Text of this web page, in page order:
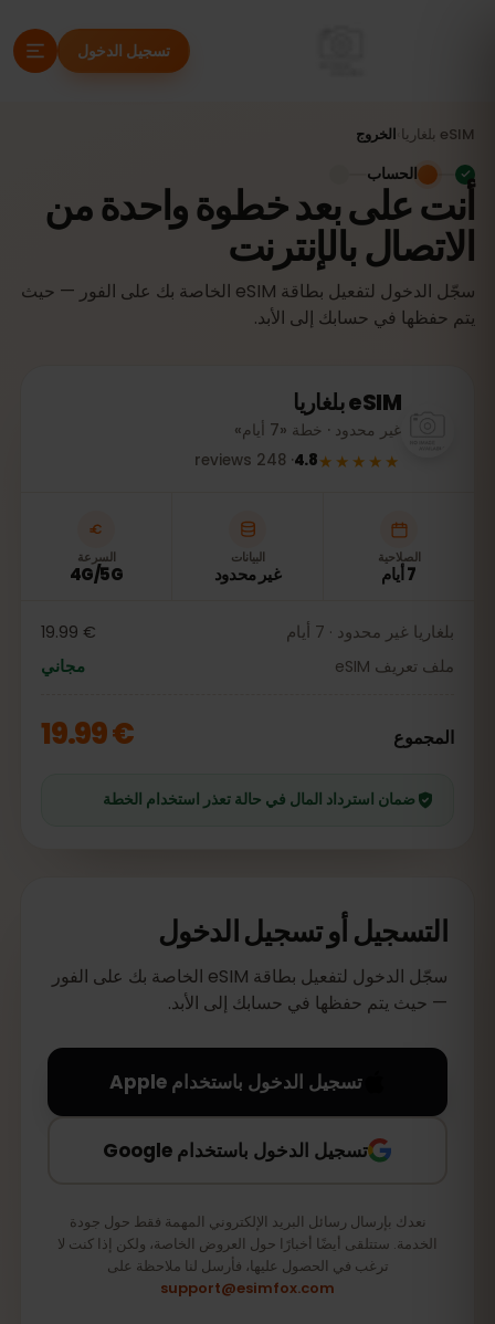
تسجيل الدخول
eSIM بلغاريا الخروج
أنت على بعد خطوة واحدة من
الاتصال بالإنترنت
سجّل الدخول لتفعيل بطاقة eSIM الخاصة بك على الفور — حيث
يتم حفظها في حسابك إلى الأبد.
الحساب
eSIMبلغاريا
غير محدود · خطة «7 أيام»
★★★★★
4.8
·
248
reviews
الصلاحية
7 أيام
البيانات
غير محدود
السرعة
4G/5G
بلغاريا غير محدود · 7 أيام
€ 19.99
ملف تعريف eSIM
مجاني
المجموع € 19.99
ضمان استرداد المال في حالة تعذر استخدام الخطة
التسجيل أو تسجيل الدخول
سجّل الدخول لتفعيل بطاقة eSIM الخاصة بك على الفور
— حيث يتم حفظها في حسابك إلى الأبد.
تسجيل الدخول باستخدام Apple
تسجيل الدخول باستخدام Google
نعدك بإرسال رسائل البريد الإلكتروني المهمة فقط حول جودة
الخدمة. ستتلقى أيضًا أخبارًا حول العروض الخاصة، ولكن إذا كنت لا
ترغب في الحصول عليها، فأرسل لنا ملاحظة على
support@esimfox.com